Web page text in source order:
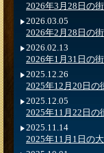
2026年3月28日の
2026.03.05
2026年2月28日の
2026.02.13
2026年1月31日の
2025.12.26
2025年12月20日の
2025.12.05
2025年11月22日の
2025.11.14
2025年11月1日の